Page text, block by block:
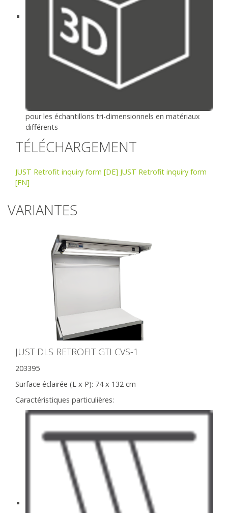
pour les échantillons tri-dimensionnels en matériaux
différents
TÉLÉCHARGEMENT
JUST Retrofit inquiry form [DE] JUST Retrofit inquiry form
[EN]
VARIANTES
JUST DLS RETROFIT GTI CVS-1
203395
Surface éclairée (L x P): 74 x 132 cm
Caractéristiques particulières: